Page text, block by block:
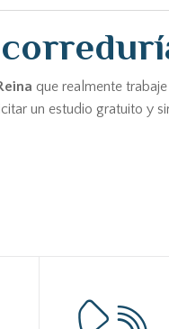
que realmente
un estudio gratuito